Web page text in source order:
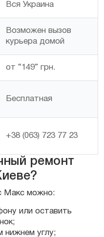
Вся Украина
Возможен вызов
курьера домой
от “149” грн.
Бесплатная
+38 (063) 723 77 23
ремонт
Макс можно:
или оставить
нижнем углу;